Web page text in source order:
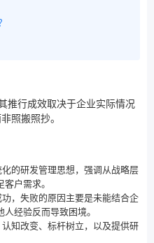
推行成效取决于企业实际情况
照搬照抄。
的研发管理思想，强调从战略层
户需求。
，失败的原因主要是未能结合企
经验反而导致困境。
知改变、标杆树立，以及提供研